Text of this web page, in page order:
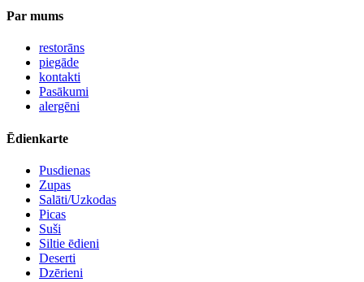
Par mums
restorāns
piegāde
kontakti
Pasākumi
alergēni
Ēdienkarte
Pusdienas
Zupas
Salāti/Uzkodas
Picas
Suši
Siltie ēdieni
Deserti
Dzērieni